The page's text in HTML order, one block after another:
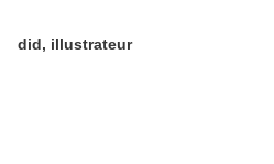
did, illustrateur